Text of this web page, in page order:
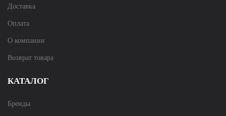
Доставка
Оплата
О компании
Возврат товара
КАТАЛОГ
Бренды